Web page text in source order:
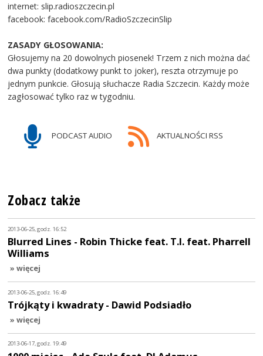
internet: slip.radioszczecin.pl
facebook: facebook.com/RadioSzczecinSlip
ZASADY GŁOSOWANIA:
Głosujemy na 20 dowolnych piosenek! Trzem z nich można dać
dwa punkty (dodatkowy punkt to joker), reszta otrzymuje po
jednym punkcie. Głosują słuchacze Radia Szczecin. Każdy może
zagłosować tylko raz w tygodniu.
PODCAST AUDIO AKTUALNOŚCI RSS
Zobacz także
2013-06-25, godz. 16:52
Blurred Lines - Robin Thicke feat. T.I. feat. Pharrell
Williams
» więcej
2013-06-25, godz. 16:49
Trójkąty i kwadraty - Dawid Podsiadło
» więcej
2013-06-17, godz. 19:49